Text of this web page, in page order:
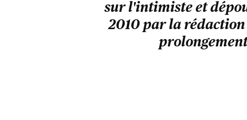
sur l'intimiste et
2010 par la rédaction